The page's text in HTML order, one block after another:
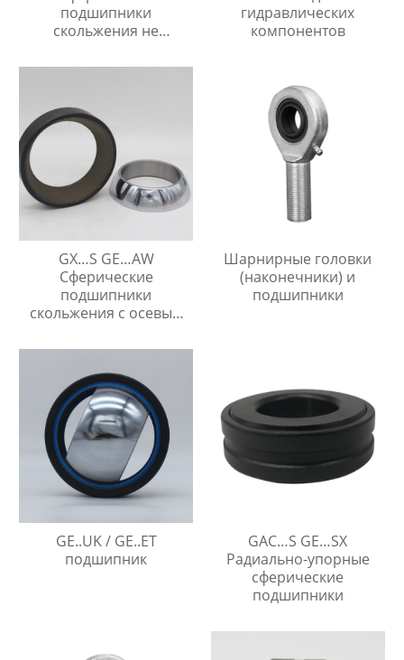
подшипники
скольжения не
технического
гидравлических
компонентов
GX…S GE…AW
Сферические
подшипники
скольжения с осевым
Шарнирные головки
(наконечники) и
подшипники
GE..UK / GE..ET
подшипник
GAC…S GE…SX
Радиально-упорные
сферические
подшипники